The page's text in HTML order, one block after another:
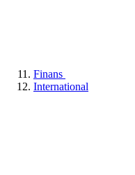
Finans
International